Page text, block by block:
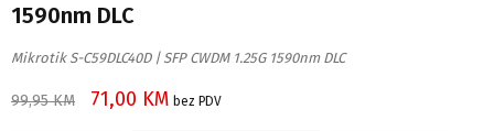
1590nm DLC
Mikrotik S-C59DLC40D | SFP CWDM 1.25G 1590nm DLC
99,95KM 71,00 KM bez PDV